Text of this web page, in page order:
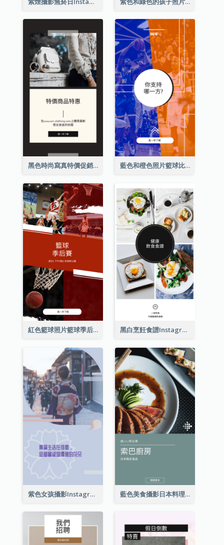
黑色時尚寫真特價促銷Instagram限時動態 藍色和橙色照片籃球比賽Instagram限時動態
紅色籃球照片籃球季后賽Instagram限時動態 黑白烹飪食譜Instagram限時動態
紫色女孩攝影Instagram限時動態 藍色美食攝影日本料理Instagram限時動態